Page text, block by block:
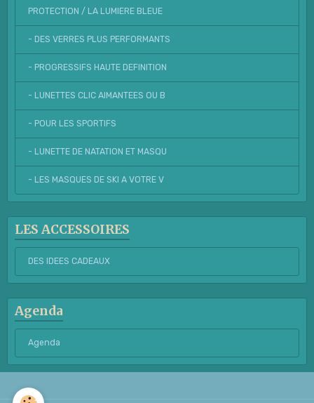
PROTECTION / LA LUMIERE BLEUE
- DES VERRES PLUS PERFORMANTS
- PROGRESSIFS HAUTE DEFINITION
- LUNETTES CLIC AIMANTEES OU B
- POUR LES SPORTIFS
- LUNETTE DE NATATION ET MASQU
- LES MASQUES DE SKI A VOTRE V
LES ACCESSOIRES
DES IDEES CADEAUX
Agenda
Agenda